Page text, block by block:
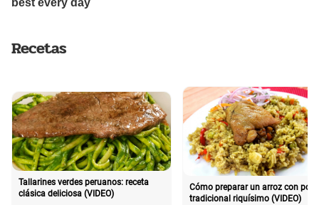
Recetas
Tallarines verdes peruanos: receta
clásica deliciosa (VIDEO)
Cómo preparar un arroz con pollo
tradicional riquísimo (VIDEO)